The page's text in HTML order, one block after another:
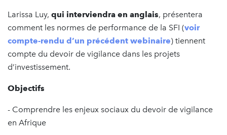
Larissa Luy, qui interviendra en anglais, présentera
comment les normes de performance de la SFI (voir
compte-rendu d’un précédent webinaire) tiennent
compte du devoir de vigilance dans les projets
d’investissement.
Objectifs
- Comprendre les enjeux sociaux du devoir de vigilance
en Afrique